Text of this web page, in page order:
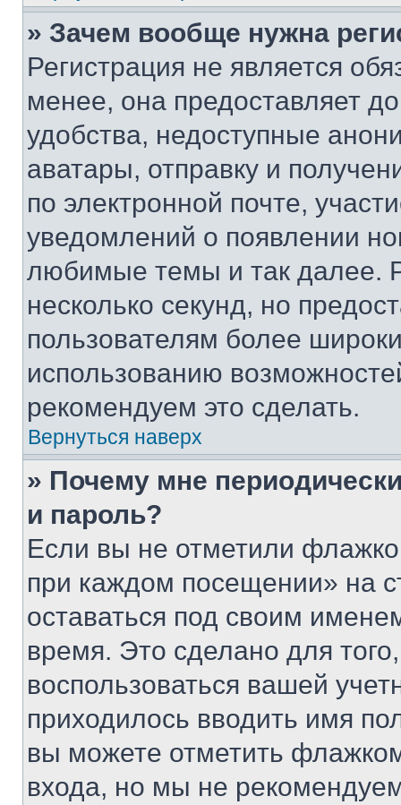
» Зачем вообще нужна
Регистрация не является
менее, она предоставляет
удобства, недоступные
аватары, отправку и
по электронной почте,
уведомлений о появлении
любимые темы и так далее.
несколько секунд, но
пользователям более
использованию
рекомендуем это сделать.
Вернуться наверх
» Почему мне
и пароль?
Если вы не отметили
при каждом посещении» на
оставаться под своим
время. Это сделано для
воспользоваться вашей
приходилось вводить имя
вы можете отметить
входа, но мы не